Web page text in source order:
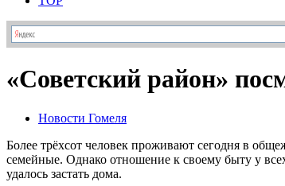
«Советский район»
Новости Гомеля
Более трёхсот человек проживают сегодня в
семейные. Однако отношение к своему быту у
удалось застать дома.